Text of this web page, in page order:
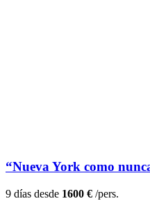
“Nueva York como
9 días desde 1600 € /pers.